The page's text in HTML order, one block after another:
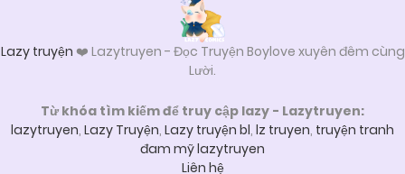
Lazy truyện ❤️ Lazytruyen - Đọc Truyện Boylove xuyên đêm cùng
Lười.
Từ khóa tìm kiếm để truy cập lazy - Lazytruyen:
lazytruyen, Lazy Truyện, Lazy truyện bl, lz truyen, truyện tranh
đam mỹ lazytruyen
Liên hệ